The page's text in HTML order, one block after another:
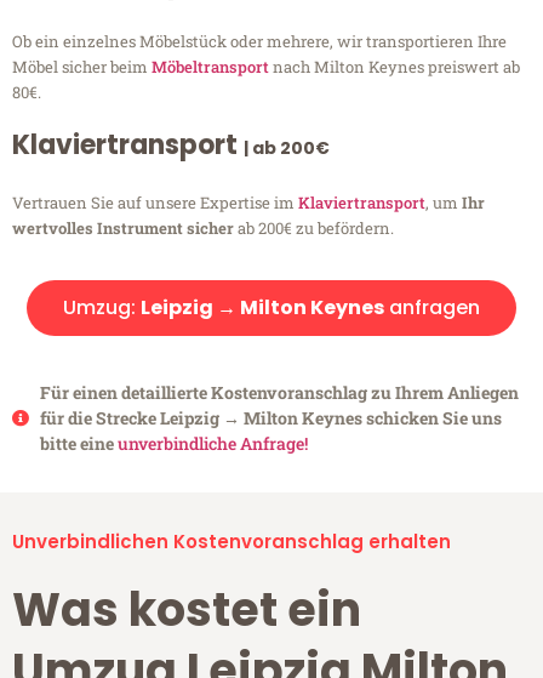
Ob ein einzelnes Möbelstück oder mehrere, wir transportieren Ihre
Möbel sicher beim Möbeltransportnach Milton Keynes preiswert ab
80€.
Klaviertransport | ab 200€
Vertrauen Sie auf unsere Expertise im Klaviertransport, um Ihr
wertvolles Instrument sicherab 200€ zu befördern.
Umzug: Leipzig → Milton Keynes anfragen
Für einen detaillierte Kostenvoranschlag zu Ihrem Anliegen
für die Strecke Leipzig → Milton Keynes schicken Sie uns
bitte eineunverbindliche Anfrage!
Unverbindlichen Kostenvoranschlag erhalten
Was kostet ein